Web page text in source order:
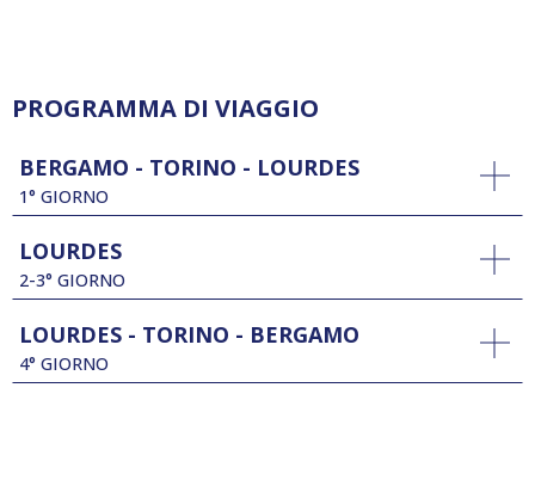
PROGRAMMA DI VIAGGIO
BERGAMO - TORINO - LOURDES
1° GIORNO
LOURDES
2-3° GIORNO
LOURDES - TORINO - BERGAMO
4° GIORNO